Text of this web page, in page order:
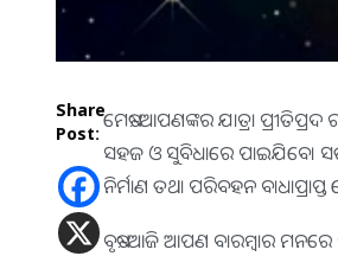
Share
Post:
ମେଷ:-ଆପଣଙ୍କର ଯାତ୍ରା
ସହଜ ଓ ସୁବିଧାରେ ପାଇଯିବେ।
ନିର୍ମାଣ ତଥା ପରିବହନ
ବୃଷ:-ଆଜି ଆପଣ ବାରମ୍ବାର ମନରେ